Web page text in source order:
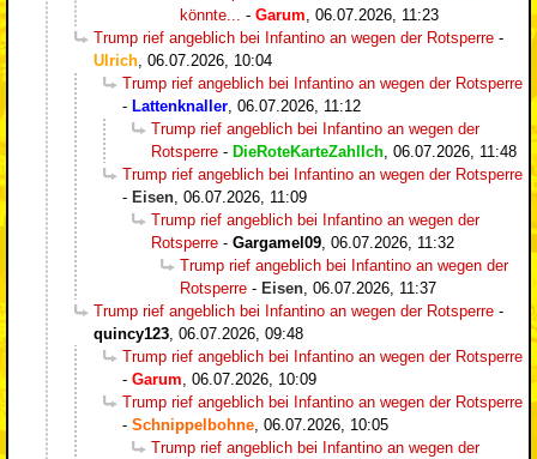
könnte...
- Garum 06.07.2026, 11:23
Trump rief angeblich bei Infantino an wegen der Rotsperre -
Ulrich 06.07.2026, 10:04
Trump rief angeblich bei Infantino an wegen der Rotsperre
- Lattenknaller 06.07.2026, 11:12
Trump rief angeblich bei Infantino an wegen der
Rotsperre - DieRoteKarteZahlIch 06.07.2026, 11:48
Trump rief angeblich bei Infantino an wegen der Rotsperre
- Eisen 06.07.2026, 11:09
Trump rief angeblich bei Infantino an wegen der
Rotsperre - Gargamel09 06.07.2026, 11:32
Trump rief angeblich bei Infantino an wegen der
Rotsperre - Eisen 06.07.2026, 11:37
Trump rief angeblich bei Infantino an wegen der Rotsperre -
quincy123 06.07.2026, 09:48
Trump rief angeblich bei Infantino an wegen der Rotsperre
- Garum 06.07.2026, 10:09
Trump rief angeblich bei Infantino an wegen der Rotsperre
- Schnippelbohne 06.07.2026, 10:05
Trump rief angeblich bei Infantino an wegen der